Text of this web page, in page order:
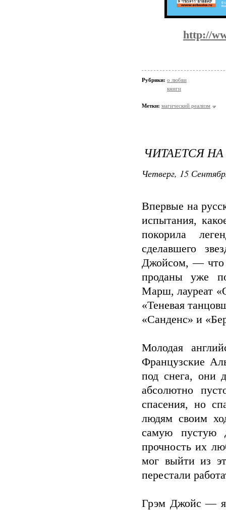
http://
Рубрики: о любви
книги
Метки: магический реализм
ЧИТАЕТСЯ
Четверг, 15
Впервые на
испытания,
покорила
сделавшего
Джойсом, — что
проданы уже
Марш, лауреат
«Теневая
«Санденс» и
Молодая
Французские
под снега, они
абсолютно
спасения, но
людям своим
самую пустую
прочность их
мог выйти из
перестали
Грэм Джойс —